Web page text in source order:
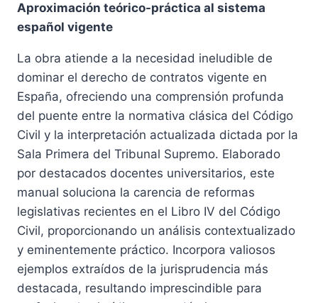
original
38,48 €.
actual
36,56 €.
Aproximación teórico-práctica al sistema
español vigente
La obra atiende a la necesidad ineludible de
dominar el derecho de contratos vigente en
España, ofreciendo una comprensión profunda
del puente entre la normativa clásica del Código
Civil y la interpretación actualizada dictada por la
Sala Primera del Tribunal Supremo. Elaborado
por destacados docentes universitarios, este
manual soluciona la carencia de reformas
legislativas recientes en el Libro IV del Código
Civil, proporcionando un análisis contextualizado
y eminentemente práctico. Incorpora valiosos
ejemplos extraídos de la jurisprudencia más
destacada, resultando imprescindible para